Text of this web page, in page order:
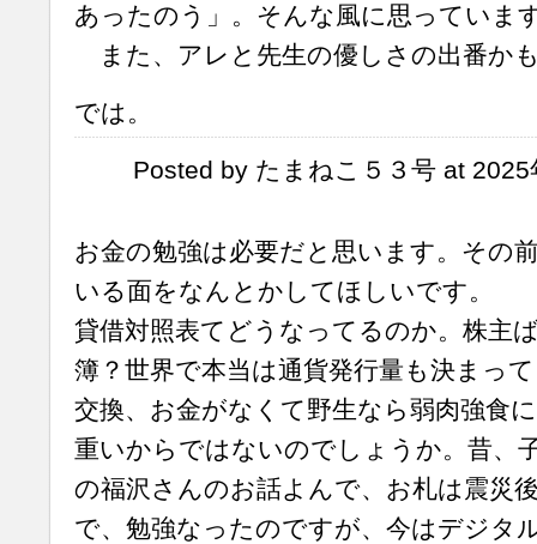
あったのう」。そんな風に思っていま
また、アレと先生の優しさの出番か
では。
Posted by たまねこ５３号 at
お金の勉強は必要だと思います。その
いる面をなんとかしてほしいです。
貸借対照表てどうなってるのか。株主
簿？世界で本当は通貨発行量も決まっ
交換、お金がなくて野生なら弱肉強食
重いからではないのでしょうか。昔、
の福沢さんのお話よんで、お札は震災
で、勉強なったのですが、今はデジタ